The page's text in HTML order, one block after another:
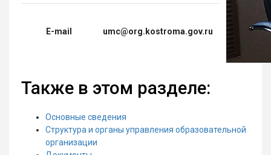
E-mail umc@org.kostroma.gov.ru
Также в этом разделе:
Основные сведения
Структура и органы управления образовательной
организации